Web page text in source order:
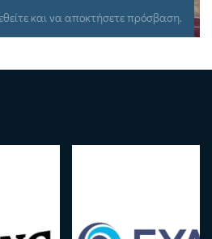
και να αποκτήσετε πρόσβαση.